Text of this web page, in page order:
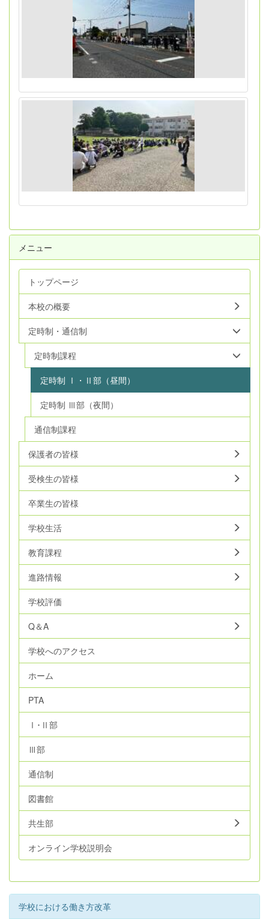
メニュー
トップページ
本校の概要
定時制・通信制
定時制課程
定時制 Ⅰ・Ⅱ部（昼間）
定時制 Ⅲ部（夜間）
通信制課程
保護者の皆様
受検生の皆様
卒業生の皆様
学校生活
教育課程
進路情報
学校評価
Q＆A
学校へのアクセス
ホーム
PTA
Ⅰ･Ⅱ部
Ⅲ部
通信制
図書館
共生部
オンライン学校説明会
学校における働き方改革